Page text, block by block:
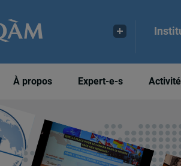
À propos Expert-e-s